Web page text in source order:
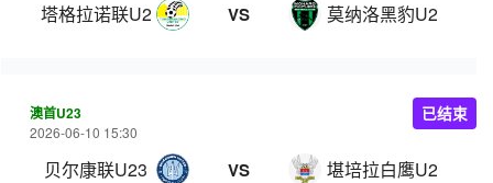
塔格拉诺联U23 VS 莫纳洛黑豹U23
澳首U23
2026-06-10 15:30
贝尔康联U23 VS 堪培拉白鹰U23
已结束